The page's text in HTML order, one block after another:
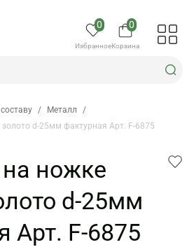
0
Избранное
0
Корзина
/ Металл
/
d-25мм фактурная Арт. F-6875
ножке
d-25мм
Арт. F-6875